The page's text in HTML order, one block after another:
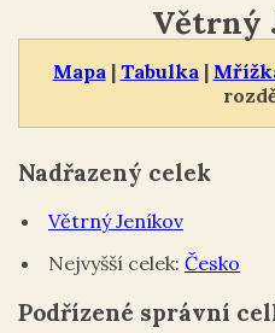
Mapa | Tabulka |
Větrný
Nadřazený celek
Větrný Jeníkov
Nejvyšší celek: Česko
Podřízené správní